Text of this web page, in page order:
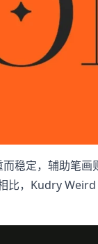
稳定，辅助笔
，Kudry